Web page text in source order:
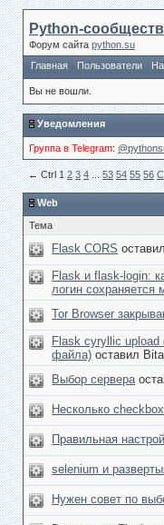
Python-
Форум сайта python.su
Главная
Пользователи
Вы не вошли.
Уведомления
Группа в Telegram:
← Сtrl 1 2 3 4...53 54 55 56
Web
Тема
Flask CORS
Flask и flask-login:
логин
Tor Browser
Flask cyryllic upload
файла) оставил
Выбор сервера
Несколько
Правильная
selenium и
Нужен совет по